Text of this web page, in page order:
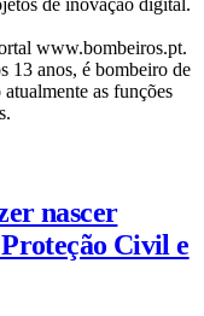
www.bombeiros.pt.
13 anos, é bombeiro de
as funções
nascer
Civil e